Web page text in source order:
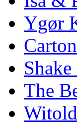
Ygør
The